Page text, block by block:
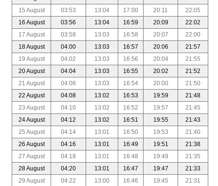
15 August
03:53 13:04 17:00 20:11
22:05
16 August
03:56 13:04 16:59 20:09
22:02
17 August
03:58 13:03 16:58 20:07
22:00
18 August
04:00 13:03 16:57 20:06
21:57
19 August
04:02 13:03 16:56 20:04
21:55
20 August
04:04 13:03 16:55 20:02
21:52
21 August
04:06 13:03 16:54 20:00
21:50
22 August
04:08 13:02 16:53 19:59
21:48
23 August
04:10 13:02 16:52 19:57
21:45
24 August
04:12 13:02 16:51 19:55
21:43
25 August
04:14 13:01 16:50 19:53
21:40
26 August
04:16 13:01 16:49 19:51
21:38
27 August
04:18 13:01 16:48 19:49
21:35
28 August
04:20 13:01 16:47 19:47
21:33
29 August
04:22 13:00 16:46 19:45
21:31